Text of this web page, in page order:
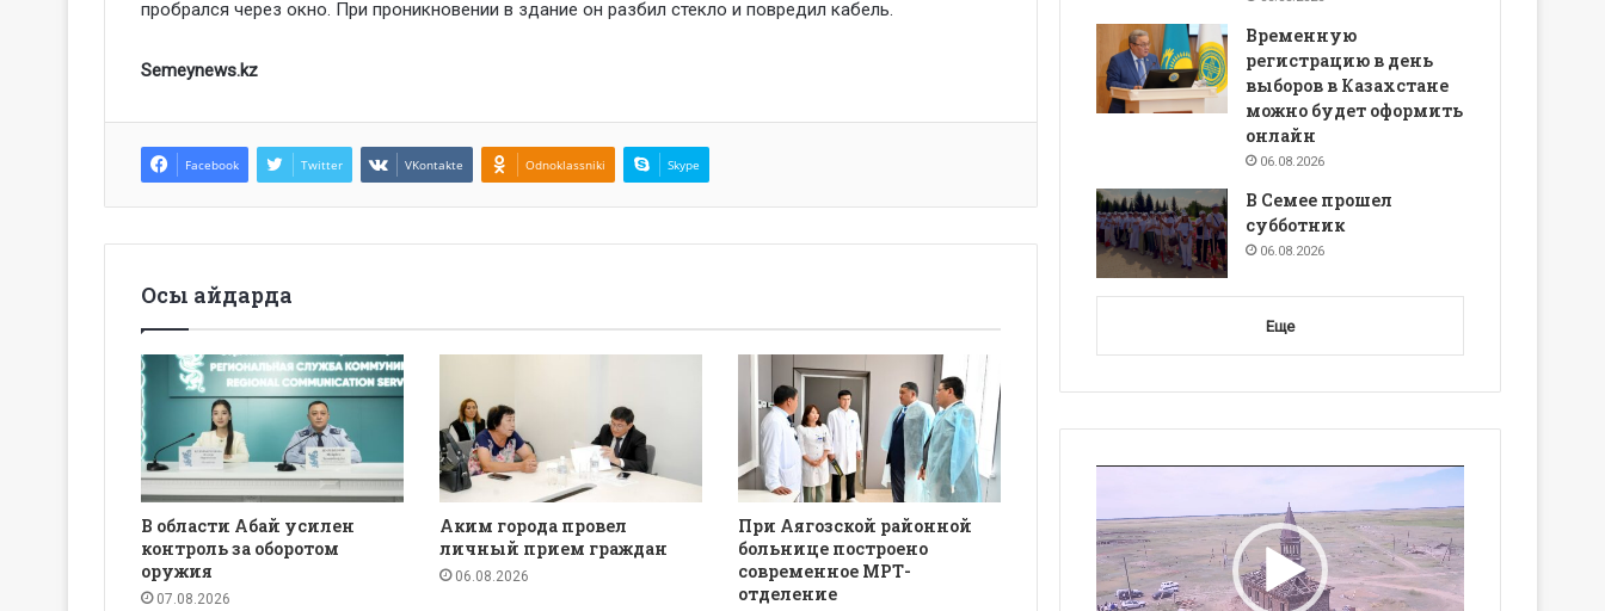
пробрался через окно. При проникновении в здание он разбил стекло и повредил кабель.
Semeynews.kz
Facebook Twitter VKontakte Odnoklassniki Skype
Осы айдарда
В области Абай усилен
контроль за оборотом
оружия
07.08.2026
Аким города провел
личный прием граждан
06.08.2026
При Аягозской районной
больнице построено
современное МРТ-
отделение
Временную
регистрацию в день
выборов в Казахстане
можно будет оформить
онлайн
06.08.2026
В Семее прошел
субботник
06.08.2026
Еще